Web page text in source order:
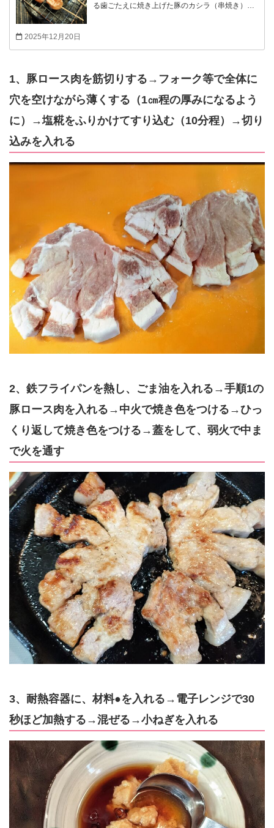
る歯ごたえに焼き上げた豚のカシラ（串焼き）！
相性抜群！ 美味しいーーーー！ このピリ辛酢味噌
は、菜の花のお浸しにも合いますよー！ （酢味噌
が苦手な人でも美味しいと思えるかも！！）
2025年12月20日
1、豚ロース肉を筋切りする→フォーク等で全体に
穴を空けながら薄くする（1㎝程の厚みになるよう
に）→塩糀をふりかけてすり込む（10分程）→切り
込みを入れる
2、鉄フライパンを熱し、ごま油を入れる→手順1の
豚ロース肉を入れる→中火で焼き色をつける→ひっ
くり返して焼き色をつける→蓋をして、弱火で中ま
で火を通す
3、耐熱容器に、材料●を入れる→電子レンジで30
秒ほど加熱する→混ぜる→小ねぎを入れる